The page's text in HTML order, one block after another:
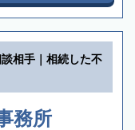
相手｜相続した不
務所